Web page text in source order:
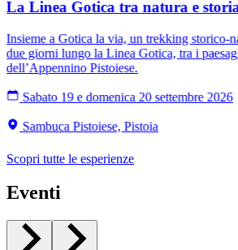
La Linea Gotica tra natura e
Insieme a Gotica la via, un trekking storico-
due giorni lungo la Linea Gotica, tra i
dell’Appennino Pistoiese.
Sabato 19 e domenica 20 settembre 2026
Sambuca Pistoiese, Pistoia
Scopri tutte le esperienze
Eventi